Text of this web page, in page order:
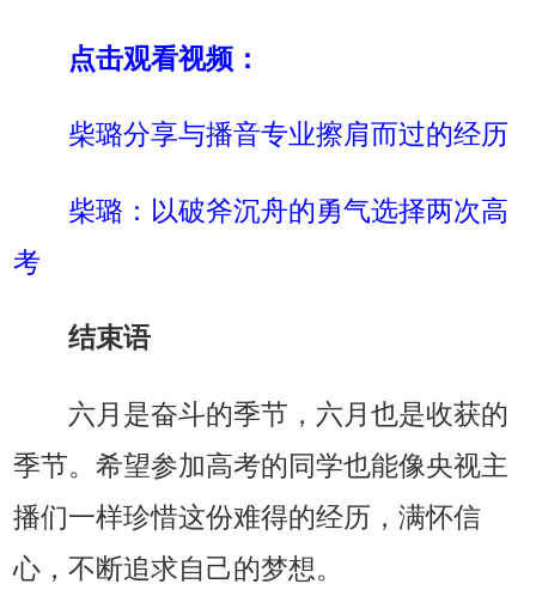
点击观看视频：
柴璐分享与播音专业擦肩而过的经历
柴璐：以破斧沉舟的勇气选择两次高
考
结束语
六月是奋斗的季节，六月也是收获的
季节。希望参加高考的同学也能像央视主
播们一样珍惜这份难得的经历，满怀信
心，不断追求自己的梦想。